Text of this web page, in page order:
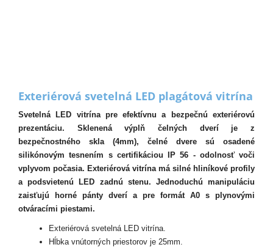
Exteriérová svetelná LED plagátová vitrína
Svetelná LED vitrína pre efektívnu a bezpečnú exteriérovú
prezentáciu. Sklenená výplň čelných dverí je z
bezpečnostného skla (4mm), čelné dvere sú osadené
silikónovým tesnením s certifikáciou IP 56 - odolnosť voči
vplyvom počasia. Exteriérová vitrína má silné hliníkové profily
a podsvietenú LED zadnú stenu. Jednoduchú manipuláciu
zaisťujú horné pánty dverí a pre formát A0 s plynovými
otváracími piestami.
Exteriérová svetelná LED vitrína.
Hĺbka vnútorných priestorov je 25mm.